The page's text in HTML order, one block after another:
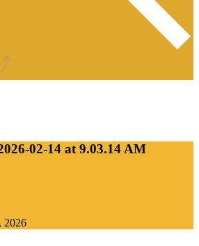
02-14 at 9.03.14 AM
2026